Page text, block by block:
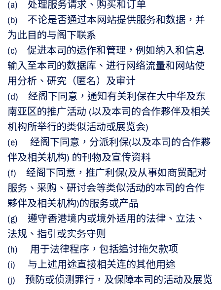
(a) 处理服务请求、购买和订单
(b) 不论是否通过本网站提供服务和数据，并
为此目的与阁下联系
(c) 促进本司的运作和管理，例如纳入和信息
输入至本司的数据库、进行网络流量和网站使
用分析、研究（匿名）及审计
(d) 经阁下同意，通知有关利保在大中华及东
南亚区的推广活动 (以及本司的合作夥伴及相关
机构所举行的类似活动或展览会)
(e) 经阁下同意，分派利保(以及本司的合作夥
伴及相关机构) 的刊物及宣传资料
(f) 经阁下同意，推广利保(及从事如商贸配对
服务、采购、研讨会等类似活动的本司的合作
夥伴及相关机构)的服务或产品
(g) 遵守香港境内或境外适用的法律、立法、
法规、指引或实务守则
(h) 用于法律程序，包括追讨拖欠款项
(i) 与上述用途直接相关连的其他用途
(j) 预防或侦测罪行，及保障本司的活动及展览